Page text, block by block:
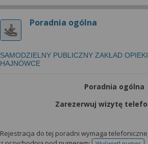
Poradnia ogólna
SAMODZIELNY PUBLICZNY ZAKŁAD
HAJNÓWCE
Poradnia ogólna
Zarezerwuj wizytę
Rejestracja do tej poradni wymaga